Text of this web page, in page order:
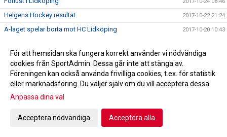
2017-10-24 08:46
Helgens Hockey resultat 2017-10-22 21:24
A-laget spelar borta mot HC Lidköping 2017-10-20 10:43
Seger i hemmapremiären! 2017-10-17 21:55
Hus/Toa-pappers försäljning höst 2017 2017-10-16 08:05
Helgens Hockey resultat 2017-10-15 20:33
Skridskoskolan och hockeyskolan
Kiosktider
För att hemsidan ska fungera korrekt använder vi nödvändiga
cookies från SportAdmin. Dessa går inte att stänga av.
Föreningen kan också använda frivilliga cookies, t.ex. för statistik
eller marknadsföring. Du väljer själv om du vill acceptera dessa.
Anpassa dina val
Acceptera nödvändiga Acceptera alla